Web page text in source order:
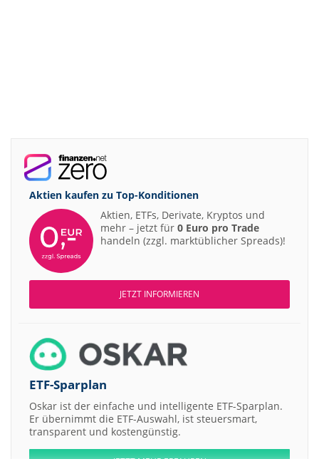
Aktien kaufen zu Top-Konditionen
Aktien, ETFs, Derivate, Kryptos und
mehr – jetzt für 0 Euro pro Trade
handeln (zzgl. marktüblicher Spreads)!
JETZT INFORMIEREN
ETF-Sparplan
Oskar ist der einfache und intelligente ETF-Sparplan.
Er übernimmt die ETF-Auswahl, ist steuersmart,
transparent und kostengünstig.